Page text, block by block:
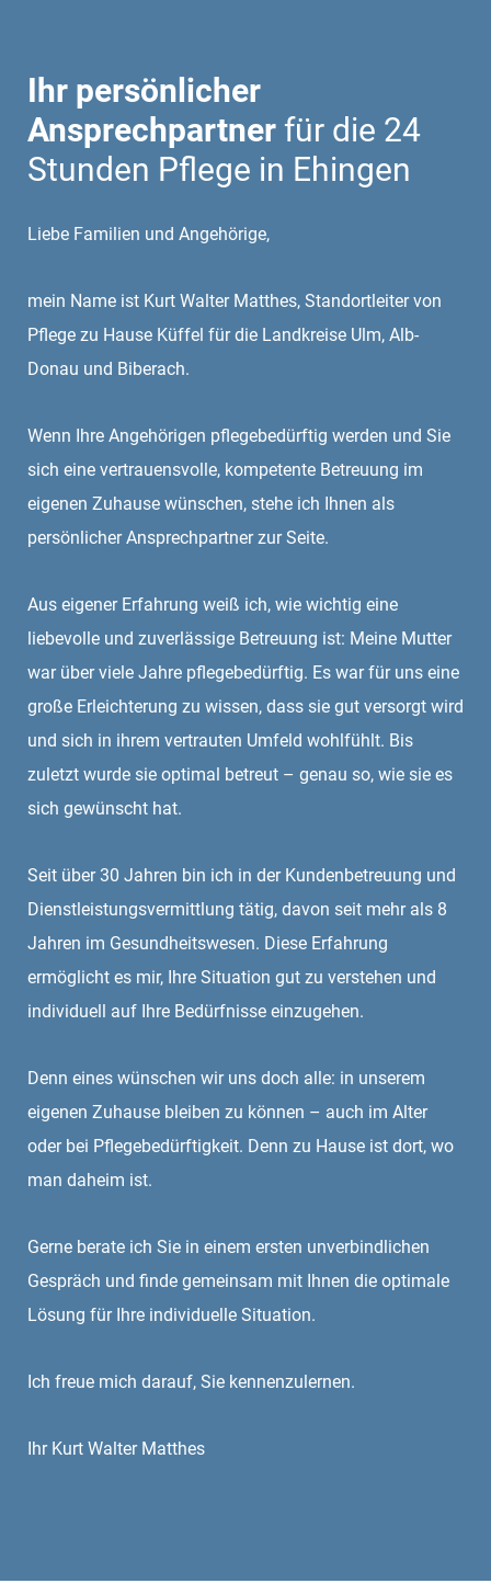
Ihr persönlicher
Ansprechpartner für die 24
Stunden Pflege in Ehingen
Liebe Familien und Angehörige,
mein Name ist Kurt Walter Matthes, Standortleiter von
Pflege zu Hause Küffel für die Landkreise Ulm, Alb-
Donau und Biberach.
Wenn Ihre Angehörigen pflegebedürftig werden und Sie
sich eine vertrauensvolle, kompetente Betreuung im
eigenen Zuhause wünschen, stehe ich Ihnen als
persönlicher Ansprechpartner zur Seite.
Aus eigener Erfahrung weiß ich, wie wichtig eine
liebevolle und zuverlässige Betreuung ist: Meine Mutter
war über viele Jahre pflegebedürftig. Es war für uns eine
große Erleichterung zu wissen, dass sie gut versorgt wird
und sich in ihrem vertrauten Umfeld wohlfühlt. Bis
zuletzt wurde sie optimal betreut – genau so, wie sie es
sich gewünscht hat.
Seit über 30 Jahren bin ich in der Kundenbetreuung und
Dienstleistungsvermittlung tätig, davon seit mehr als 8
Jahren im Gesundheitswesen. Diese Erfahrung
ermöglicht es mir, Ihre Situation gut zu verstehen und
individuell auf Ihre Bedürfnisse einzugehen.
Denn eines wünschen wir uns doch alle: in unserem
eigenen Zuhause bleiben zu können – auch im Alter
oder bei Pflegebedürftigkeit. Denn zu Hause ist dort, wo
man daheim ist.
Gerne berate ich Sie in einem ersten unverbindlichen
Gespräch und finde gemeinsam mit Ihnen die optimale
Lösung für Ihre individuelle Situation.
Ich freue mich darauf, Sie kennenzulernen.
Ihr Kurt Walter Matthes